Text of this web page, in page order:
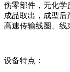
伤零部件，无化学
成品取出，成型后
高速传输线圈、线
设备特点：